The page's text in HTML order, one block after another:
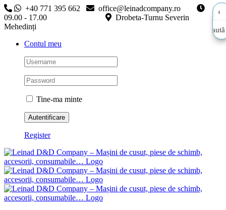
Skip
to
content
+40 771 395 662
office@leinadcompany.ro
09.00 - 17.00
Drobeta-Turnu Severin
Mehedinți
Contul meu
Tine-ma minte
Register
Caută
Caută